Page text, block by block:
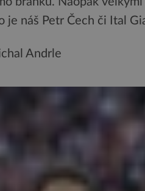
je náš Petr Čech či Ital
Andrle